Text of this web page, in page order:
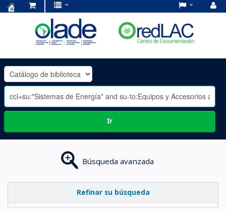
OLADE
-
Ir
Búsqueda avanzada
Refinar su búsqueda